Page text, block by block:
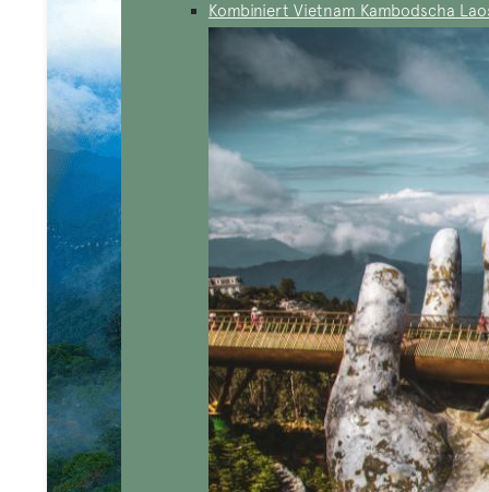
Kombiniert Vietnam Kambodscha